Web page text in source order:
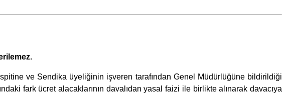
ve Sendika üyeliğinin işveren tarafından Genel Müdürlüğüne bildirildiği
fark ücret alacaklarının davalıdan yasal faizi ile birlikte alınarak davacıya